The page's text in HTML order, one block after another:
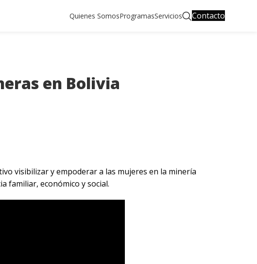
Quienes SomosProgramasServicios Contacto
en Bolivia
visibilizar y empoderar a las mujeres en la minería
familiar, económico y social.